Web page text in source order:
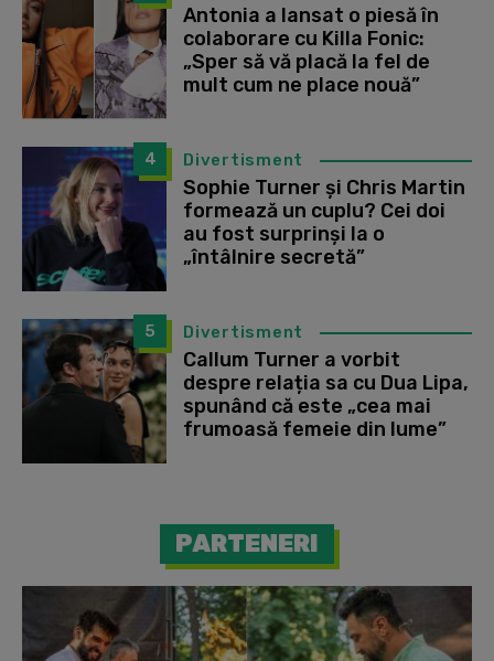
Antonia a lansat o piesă în
colaborare cu Killa Fonic:
„Sper să vă placă la fel de
mult cum ne place nouă”
4 Divertisment
Sophie Turner și Chris Martin
formează un cuplu? Cei doi
au fost surprinși la o
„întâlnire secretă”
5 Divertisment
Callum Turner a vorbit
despre relația sa cu Dua Lipa,
spunând că este „cea mai
frumoasă femeie din lume”
PARTENERI